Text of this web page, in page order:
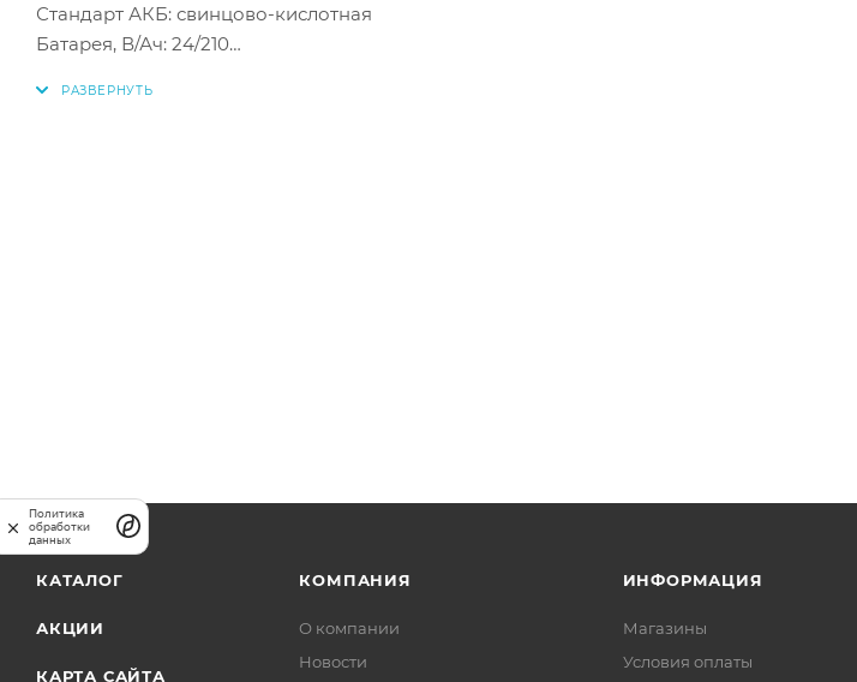
Стандарт АКБ: свинцово-кислотная
Батарея, В/Ач: 24/210
КАТАЛОГ
АКЦИИ
КАРТА САЙТА
КОМПАНИЯ
О компании
Новости
ИНФОРМАЦИЯ
Магазины
Условия оплаты
Политика
обработки
данных